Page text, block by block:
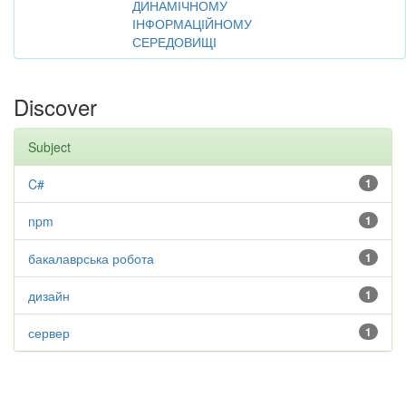
ДИНАМІЧНОМУ
ІНФОРМАЦІЙНОМУ
СЕРЕДОВИЩІ
Discover
Subject
1
C#
1
npm
1
бакалаврська робота
1
дизайн
1
сервер